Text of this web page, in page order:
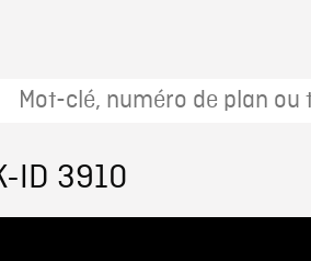
ID 3910